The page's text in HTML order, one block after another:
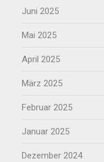
Juni 2025
Mai 2025
April 2025
März 2025
Februar 2025
Januar 2025
Dezember 2024